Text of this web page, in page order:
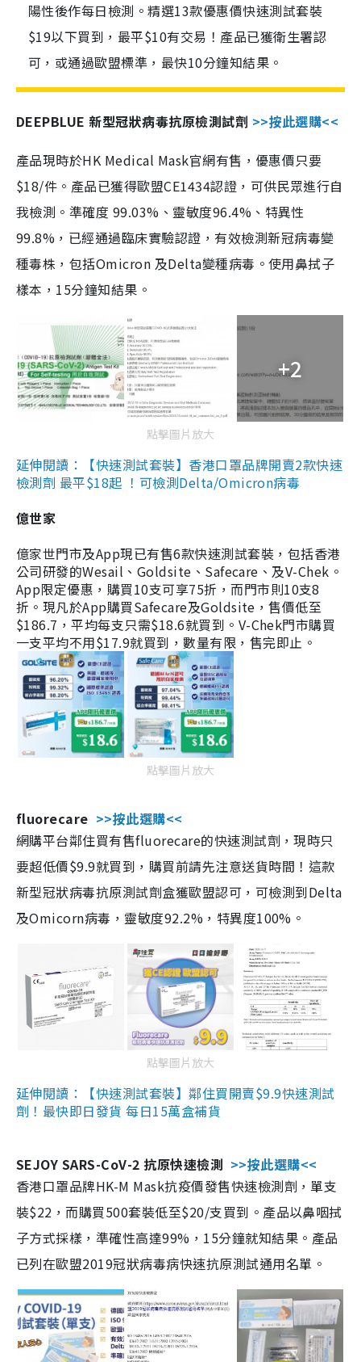
陽性後作每日檢測。精選13款優惠價快速測試套裝
$19以下買到，最平$10有交易！產品已獲衛生署認
可，或通過歐盟標準，最快10分鐘知結果。
DEEPBLUE 新型冠狀病毒抗原檢測試劑 >>按此選購<<
產品現時於HK Medical Mask官網有售，優惠價只要
$18/件。產品已獲得歐盟CE1434認證，可供民眾進行自
我檢測。準確度 99.03%、靈敏度96.4%、特異性
99.8%，已經通過臨床實驗認證，有效檢測新冠病毒變
種毒株，包括Omicron 及Delta變種病毒。使用鼻拭子
樣本，15分鐘知結果。
+2
點擊圖片放大
延伸閱讀：【快速測試套裝】香港口罩品牌開賣2款快速
檢測劑 最平$18起 ！可檢測Delta/Omicron病毒
億世家
億家世門市及App現已有售6款快速測試套裝，包括香港
公司研發的Wesail、Goldsite、Safecare、及V-Chek。
App限定優惠，購買10支可享75折，而門市則10支8
折。現凡於App購買Safecare及Goldsite，售價低至
$186.7，平均每支只需$18.6就買到。V-Chek門市購買
一支平均不用$17.9就買到，數量有限，售完即止。
點擊圖片放大
fluorecare >>按此選購<<
網購平台鄰住買有售fluorecare的快速測試劑，現時只
要超低價$9.9就買到，購買前請先注意送貨時間！這款
新型冠狀病毒抗原測試劑盒獲歐盟認可，可檢測到Delta
及Omicorn病毒，靈敏度92.2%，特異度100%。
點擊圖片放大
延伸閱讀：【快速測試套裝】鄰住買開賣$9.9快速測試
劑！最快即日發貨 每日15萬盒補貨
SEJOY SARS-CoV-2 抗原快速檢測 >>按此選購<<
香港口罩品牌HK-M Mask抗疫價發售快速檢測劑，單支
裝$22，而購買500套裝低至$20/支買到。產品以鼻咽拭
子方式採樣，準確性高達99%，15分鐘就知結果。產品
已列在歐盟2019冠狀病毒病快速抗原測試通用名單。